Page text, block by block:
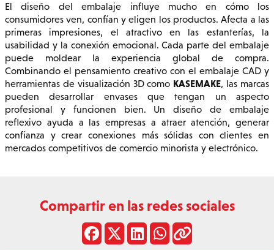
El diseño del embalaje influye mucho en cómo los
consumidores ven, confían y eligen los productos. Afecta a las
primeras impresiones, el atractivo en las estanterías, la
usabilidad y la conexión emocional. Cada parte del embalaje
puede moldear la experiencia global de compra.
Combinando el pensamiento creativo con el embalaje CAD y
herramientas de visualización 3D como KASEMAKE, las marcas
pueden desarrollar envases que tengan un aspecto
profesional y funcionen bien. Un diseño de embalaje
reflexivo ayuda a las empresas a atraer atención, generar
confianza y crear conexiones más sólidas con clientes en
mercados competitivos de comercio minorista y electrónico.
Compartir en las redes sociales